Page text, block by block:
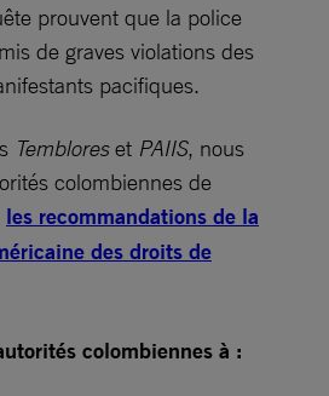
prouvent que la police
de graves violations des
pacifiques.
Tembloreset PAIIS, nous
colombiennes de
les recommandations de la
des droits de
colombiennes à :